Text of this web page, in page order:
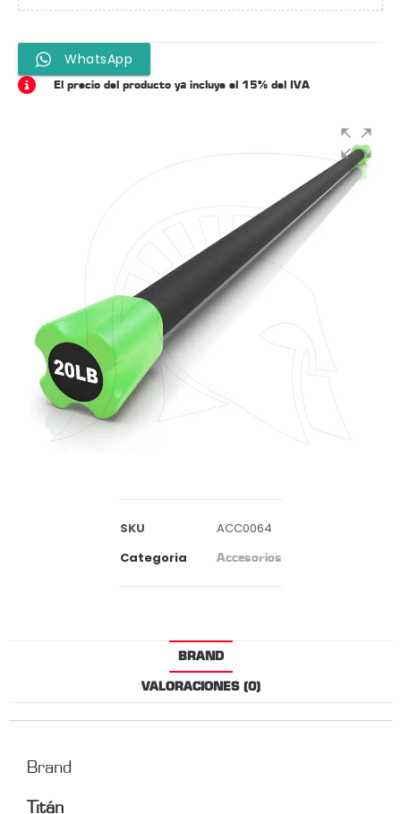
WhatsApp
El precio del producto ya incluye el 15% del IVA
SKU
ACC0064
Categoria
Accesorios
BRAND
VALORACIONES (0)
Brand
Titán